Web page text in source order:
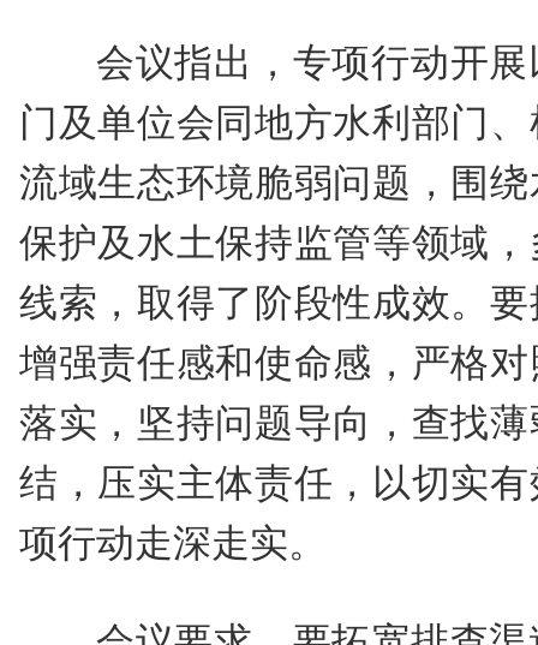
会议指出，专项行动开
门及单位会同地方水利部门
流域生态环境脆弱问题，围
保护及水土保持监管等领域
线索，取得了阶段性成效。
增强责任感和使命感，严格
落实，坚持问题导向，查找
结，压实主体责任，以切实
项行动走深走实。